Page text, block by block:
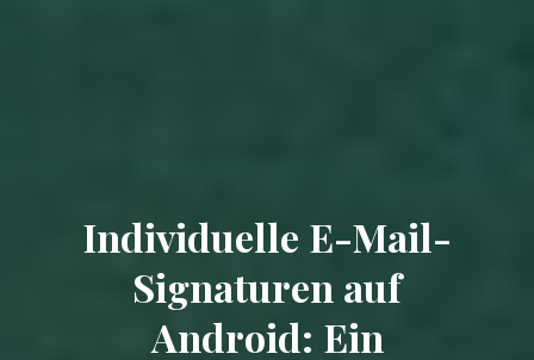
Individuelle E-Mail-
Signaturen auf
Android: Ein